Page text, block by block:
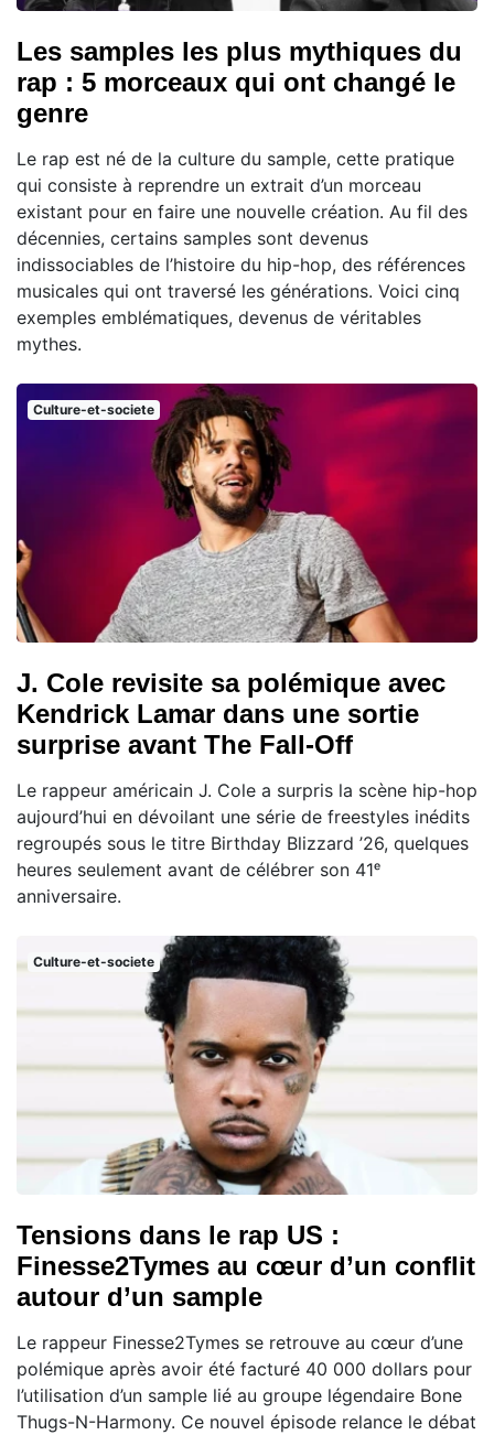
Les samples les plus mythiques du
rap : 5 morceaux qui ont changé le
genre
Le rap est né de la culture du sample, cette pratique
qui consiste à reprendre un extrait d’un morceau
existant pour en faire une nouvelle création. Au fil des
décennies, certains samples sont devenus
indissociables de l’histoire du hip-hop, des références
musicales qui ont traversé les générations. Voici cinq
exemples emblématiques, devenus de véritables
mythes.
Culture-et-societe
J. Cole revisite sa polémique avec
Kendrick Lamar dans une sortie
surprise avant The Fall-Off
Le rappeur américain J. Cole a surpris la scène hip-hop
aujourd’hui en dévoilant une série de freestyles inédits
regroupés sous le titre Birthday Blizzard ’26, quelques
heures seulement avant de célébrer son 41ᵉ
anniversaire.
Culture-et-societe
Tensions dans le rap US :
Finesse2Tymes au cœur d’un conflit
autour d’un sample
Le rappeur Finesse2Tymes se retrouve au cœur d’une
polémique après avoir été facturé 40 000 dollars pour
l’utilisation d’un sample lié au groupe légendaire Bone
Thugs-N-Harmony. Ce nouvel épisode relance le débat